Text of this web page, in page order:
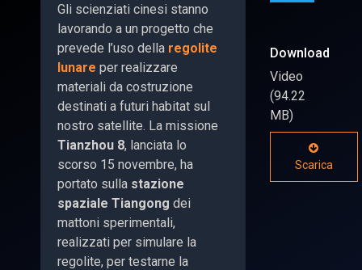
Gli scienziati cinesi stanno
lavorando a un progetto che
prevede l’uso della regolite
lunare per realizzare
materiali da costruzione
destinati a futuri habitat sul
nostro satellite. La missione
Tianzhou 8, lanciata lo
scorso 15 novembre, ha
portato sulla stazione
spaziale Tiangong dei
mattoni sperimentali,
realizzati per simulare la
regolite, per testarne la
Download
Video
(94.22
MB)
Scarica